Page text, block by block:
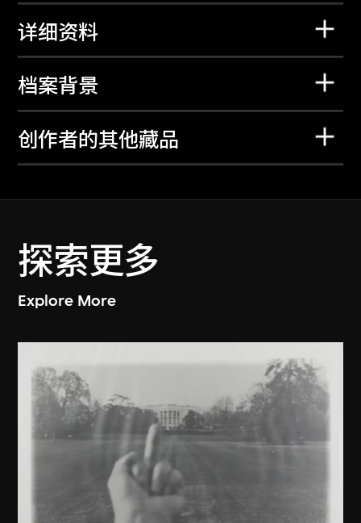
详细资料
档案背景
创作者的其他藏品
探索更多
Explore More